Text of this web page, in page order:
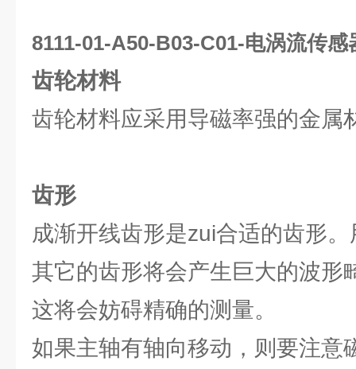
8111-01-A50-B03-C01-电涡流传感
齿轮材料
齿轮材料应采用导磁率强的金属
齿形
成渐开线齿形是zui合适的齿形
其它的齿形将会产生巨大的波形
这将会妨碍精确的测量。
如果主轴有轴向移动，则要注意